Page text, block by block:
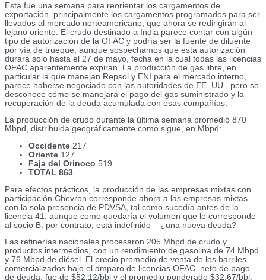
Esta fue una semana para reorientar los cargamentos de
exportación, principalmente los cargamentos programados para ser
llevados al mercado norteamericano, que ahora se redirigirán al
lejano oriente. El crudo destinado a India parece contar con algún
tipo de autorización de la OFAC y podría ser la fuente de diluente
por vía de trueque, aunque sospechamos que esta autorización
durará solo hasta el 27 de mayo, fecha en la cual todas las licencias
OFAC aparentemente expiran. La producción de gas libre, en
particular la que manejan Repsol y ENI para el mercado interno,
parece haberse negociado con las autoridades de EE. UU., pero se
desconoce cómo se manejará el pago del gas suministrado y la
recuperación de la deuda acumulada con esas compañías.
La producción de crudo durante la última semana promedió 870
Mbpd, distribuida geográficamente como sigue, en Mbpd:
Occidente 217
Oriente 127
Faja del Orinoco 519
TOTAL 863
Para efectos prácticos, la producción de las empresas mixtas con
participación Chevron corresponde ahora a las empresas mixtas
con la sola presencia de PDVSA, tal como sucedía antes de la
licencia 41, aunque como quedaría el volumen que le corresponde
al socio B, por contrato, está indefinido – ¿una nueva deuda?
Las refinerías nacionales procesaron 205 Mbpd de crudo y
productos intermedios, con un rendimiento de gasolina de 74 Mbpd
y 76 Mbpd de diésel. El precio promedio de venta de los barriles
comercializados bajo el amparo de licencias OFAC, neto de pago
de deuda, fue de $52,12/bbl y el promedio ponderado $32,67/bbl.